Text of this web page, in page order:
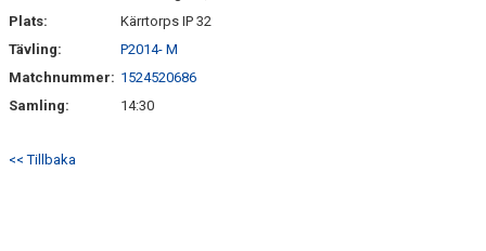
Plats:
Kärrtorps IP 32
Tävling:
P2014- M
Matchnummer: 1524520686
Samling:
14:30
<< Tillbaka